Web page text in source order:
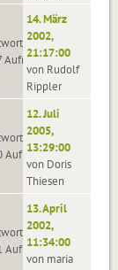
Aufrufe
14. März
2002,
21:17:00
von Rudolf
Rippler
Aufrufe
12. Juli
2005,
13:29:00
von Doris
Thiesen
Aufrufe
13. April
2002,
11:34:00
von maria